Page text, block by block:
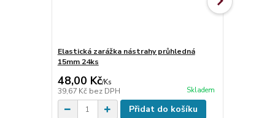
Elastická zarážka nástrahy průhledná
15mm 24ks
48,00 Kč/Ks
39,67 Kč bez DPH Skladem
Přidat do košíku